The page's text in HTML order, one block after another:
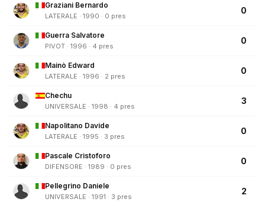
Graziani Bernardo
LATERALE · 1990 · 0 pres
0
Guerra Salvatore
PIVOT · 1996 · 4 pres
0
Mainò Edward
LATERALE · 1996 · 2 pres
0
Chechu
UNIVERSALE · 1998 · 4 pres
3
Napolitano Davide
LATERALE · 1995 · 3 pres
0
Pascale Cristoforo
DIFENSORE · 1989 · 0 pres
0
Pellegrino Daniele
UNIVERSALE · 1991 · 3 pres
2